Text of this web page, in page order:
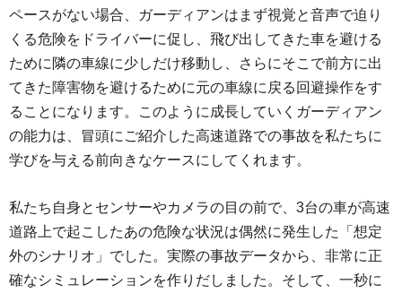
ペースがない場合、ガーディアンはまず視覚と音声で迫り
くる危険をドライバーに促し、飛び出してきた車を避ける
ために隣の車線に少しだけ移動し、さらにそこで前方に出
てきた障害物を避けるために元の車線に戻る回避操作をす
ることになります。このように成長していくガーディアン
の能力は、冒頭にご紹介した高速道路での事故を私たちに
学びを与える前向きなケースにしてくれます。
私たち自身とセンサーやカメラの目の前で、3台の車が高速
道路上で起こしたあの危険な状況は偶然に発生した「想定
外のシナリオ」でした。実際の事故データから、非常に正
確なシミュレーションを作りだしました。そして、一秒に